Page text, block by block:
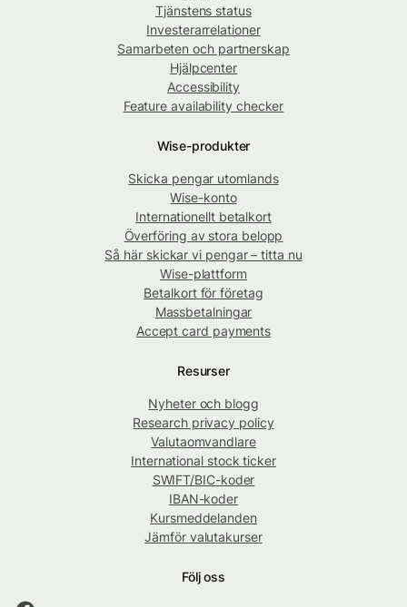
Tjänstens status
Investerarrelationer
Samarbeten och partnerskap
Hjälpcenter
Accessibility
Feature availability checker
Wise-produkter
Skicka pengar utomlands
Wise-konto
Internationellt betalkort
Överföring av stora belopp
Så här skickar vi pengar – titta nu
Wise-plattform
Betalkort för företag
Massbetalningar
Accept card payments
Resurser
Nyheter och blogg
Research privacy policy
Valutaomvandlare
International stock ticker
SWIFT/BIC-koder
IBAN-koder
Kursmeddelanden
Jämför valutakurser
Följ oss